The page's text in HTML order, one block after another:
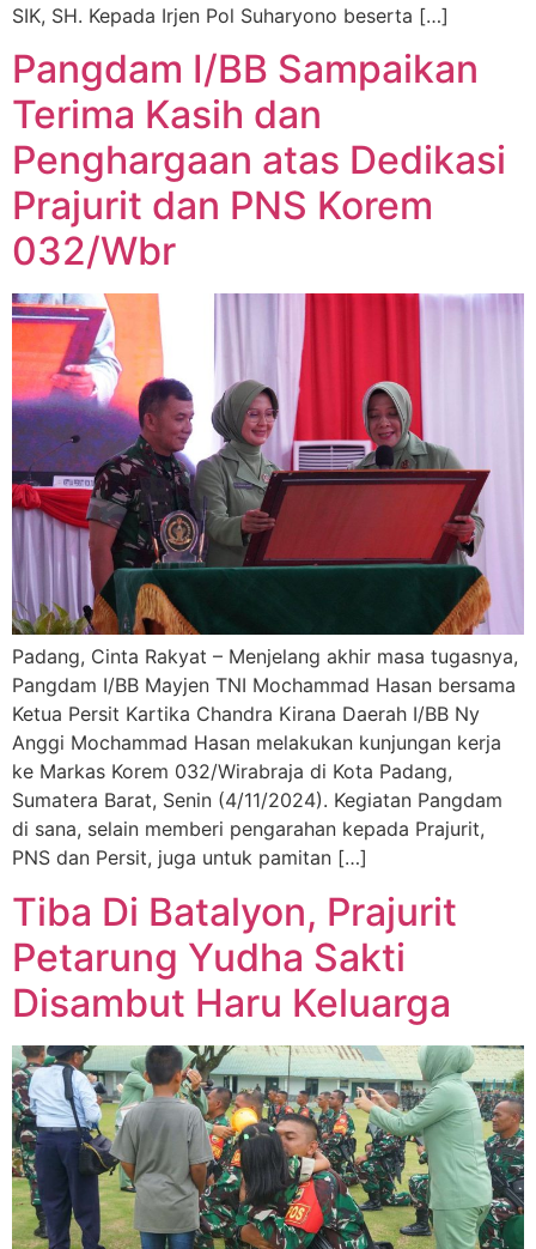
SIK, SH. Kepada Irjen Pol Suharyono beserta […]
Pangdam I/BB Sampaikan
Terima Kasih dan
Penghargaan atas Dedikasi
Prajurit dan PNS Korem
032/Wbr
Padang, Cinta Rakyat – Menjelang akhir masa tugasnya,
Pangdam I/BB Mayjen TNI Mochammad Hasan bersama
Ketua Persit Kartika Chandra Kirana Daerah I/BB Ny
Anggi Mochammad Hasan melakukan kunjungan kerja
ke Markas Korem 032/Wirabraja di Kota Padang,
Sumatera Barat, Senin (4/11/2024). Kegiatan Pangdam
di sana, selain memberi pengarahan kepada Prajurit,
PNS dan Persit, juga untuk pamitan […]
Tiba Di Batalyon, Prajurit
Petarung Yudha Sakti
Disambut Haru Keluarga